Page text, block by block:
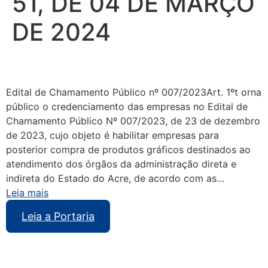
DE 2024
Edital de Chamamento Público nº 007/2023Art. 1ºt orna
público o credenciamento das empresas no Edital de
Chamamento Público Nº 007/2023, de 23 de dezembro
de 2023, cujo objeto é habilitar empresas para
posterior compra de produtos gráficos destinados ao
atendimento dos órgãos da administração direta e
indireta do Estado do Acre, de acordo com as…
Leia mais
Leia a Portaria